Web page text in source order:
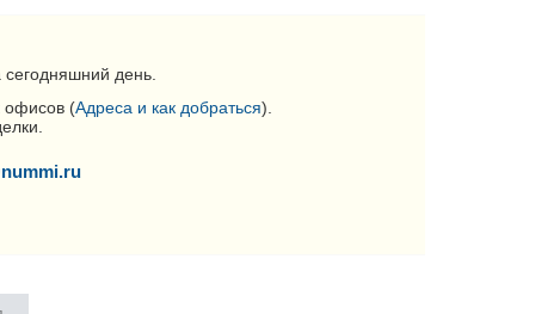
день.
офисов (Адреса и как добраться).